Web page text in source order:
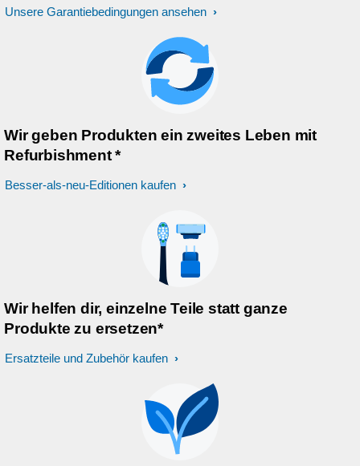
Unsere Garantiebedingungen ansehen
Wir geben Produkten ein zweites Leben mit
Refurbishment *
Besser-als-neu-Editionen kaufen
Wir helfen dir, einzelne Teile statt ganze
Produkte zu ersetzen*
Ersatzteile und Zubehör kaufen